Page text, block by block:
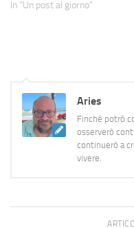
In "Un post al giorno"
Aries
Finché potrò
osserverò
continuerò a
vivere.